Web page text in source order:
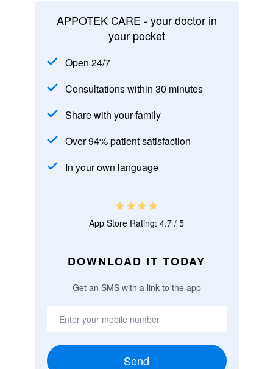
APPOTEK CARE - your doctor in
your pocket
Open 24/7
Consultations within 30 minutes
Share with your family
Over 94% patient satisfaction
In your own language
App Store Rating: 4.7 / 5
DOWNLOAD IT TODAY
Get an SMS with a link to the app
Send